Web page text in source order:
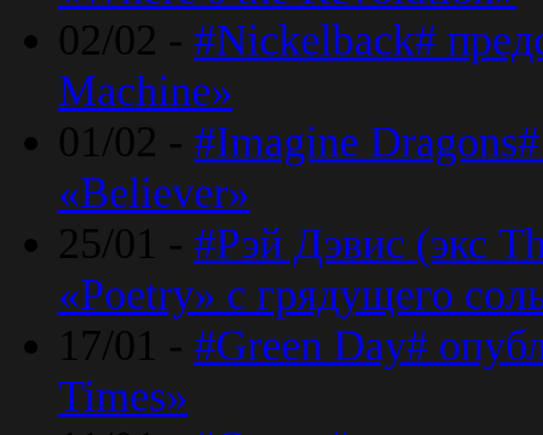
02/02 - #Nickelback#
Machine»
01/02 - #Imagine
«Believer»
25/01 - #Рэй Дэвис (экс
«Poetry» с грядущего
17/01 - #Green Day#
Times»